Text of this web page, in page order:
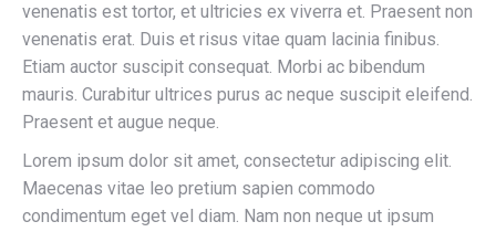
venenatis est tortor, et ultricies ex viverra et. Praesent non
venenatis erat. Duis et risus vitae quam lacinia finibus.
Etiam auctor suscipit consequat. Morbi ac bibendum
mauris. Curabitur ultrices purus ac neque suscipit eleifend.
Praesent et augue neque.
Lorem ipsum dolor sit amet, consectetur adipiscing elit.
Maecenas vitae leo pretium sapien commodo
condimentum eget vel diam. Nam non neque ut ipsum